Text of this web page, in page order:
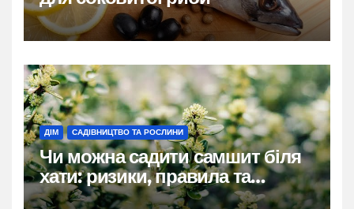
ДІМ САДІВНИЦТВО ТА РОСЛИНИ
Чи можна садити самшит біля
хати: ризики, правила та
практичні рішення